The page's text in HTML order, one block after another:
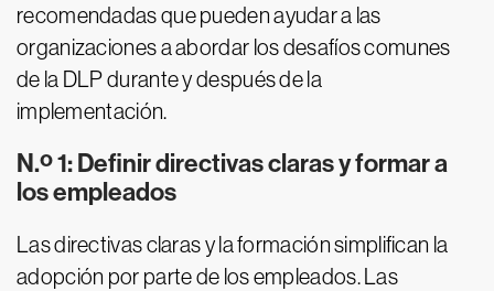
recomendadas que pueden ayudar a las
organizaciones a abordar los desafíos comunes
de la DLP durante y después de la
implementación.
N.º 1: Definir directivas claras y formar a
los empleados
Las directivas claras y la formación simplifican la
adopción por parte de los empleados. Las